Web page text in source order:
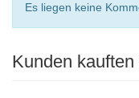
Es liegen keine
Kunden kauften